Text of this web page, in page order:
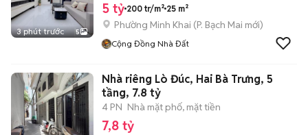
3 phút trước 5
5 tỷ 200 tr/m² 25 m²
Phường Minh Khai (P. Bạch Mai mới)
Cộng Đồng Nhà Đất
Nhà riêng Lò Đúc, Hai Bà Trưng, 5
tầng, 7.8 tỷ
4 PN Nhà mặt phố, mặt tiền
7,8 tỷ